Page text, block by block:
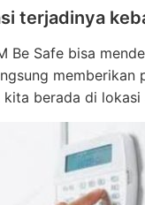
terjadinya
Be Safe bisa
memberikan
berada di lokasi